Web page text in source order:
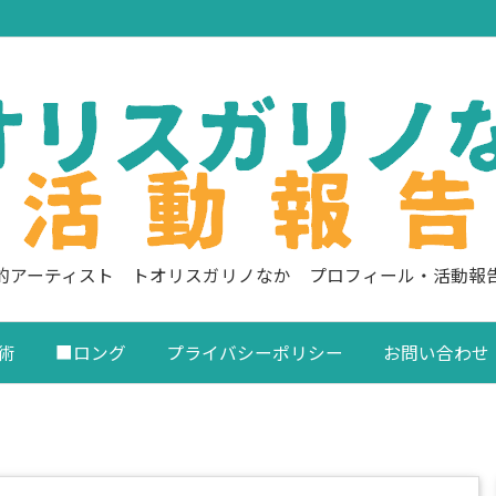
アーティスト トオリスガリノなか プロフィール・活動報
■ロング プライバシーポリシー お問い合わせ